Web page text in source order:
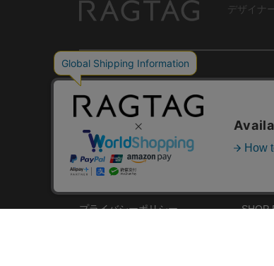
デザイナ
USER GUIDE
ご利用ガイド
レビュー
RAGTAGについて
プライバシーポリシー
ショッ
お買
SHOP